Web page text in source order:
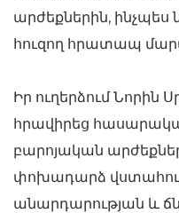
արժեքներին, ինչպես
հուզող հրատապ
Իր ուղերձում Նորին
հրավիրեց
բարոյական
փոխադարձ
անարդարության և